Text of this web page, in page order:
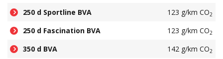
250 d Sportline BVA 123 g/km CO2
250 d Fascination BVA 123 g/km CO2
350 d BVA 142 g/km CO2